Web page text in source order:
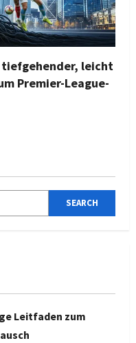
tiefgehender, leicht
Premier-League-
SEARCH
Leitfaden zum